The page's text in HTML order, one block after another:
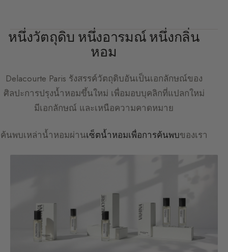
หนึ่งวัตถุดิบ หนึ่งอารมณ์ หนึ่งกลิ่น
หอม
Delacourte Paris รังสรรค์วัตถุดิบอันเป็นเอกลักษณ์ของ
ศิลปะการปรุงน้ำหอมขึ้นใหม่ เพื่อมอบบุคลิกที่แปลกใหม่
มีเอกลักษณ์ และเหนือความคาดหมาย
ค้นพบเหล่าน้ำหอมผ่านเซ็ตน้ำหอมเพื่อการค้นพบของเรา